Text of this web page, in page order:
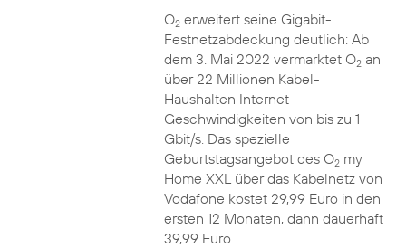
O2erweitert seine Gigabit-
Festnetzabdeckung deutlich: Ab
dem 3. Mai 2022 vermarktet O2an
über 22 Millionen Kabel-
Haushalten Internet-
Geschwindigkeiten von bis zu 1
Gbit/s. Das spezielle
Geburtstagsangebot des O2my
Home XXL über das Kabelnetz von
Vodafone kostet 29,99 Euro in den
ersten 12 Monaten, dann dauerhaft
39,99 Euro.